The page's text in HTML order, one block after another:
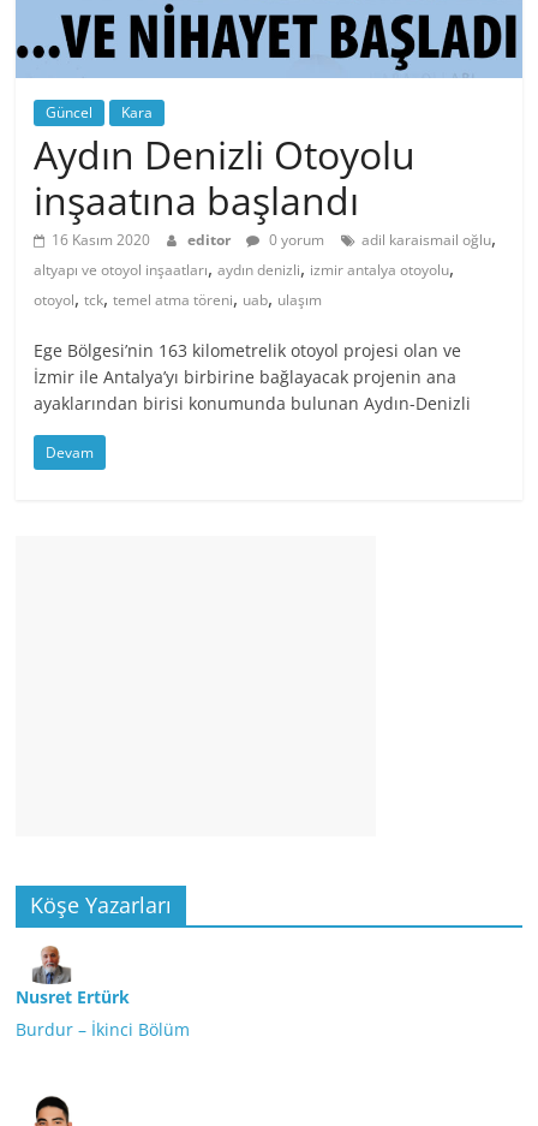
Güncel Kara
Aydın Denizli Otoyolu
inşaatına başlandı
16 Kasım 2020 editor 0 yorum adil karaismail oğlu,
altyapı ve otoyol inşaatları,aydın denizli, izmir antalya otoyolu,
otoyol,tck,temel atma töreni, uab, ulaşım
Ege Bölgesi’nin 163 kilometrelik otoyol projesi olan ve
İzmir ile Antalya’yı birbirine bağlayacak projenin ana
ayaklarından birisi konumunda bulunan Aydın-Denizli
Devam
Köşe Yazarları
Nusret Ertürk
Burdur – İkinci Bölüm